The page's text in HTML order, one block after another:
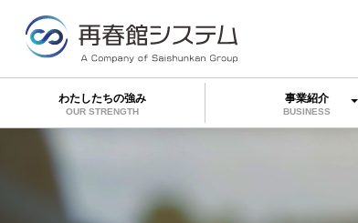
わたしたちの強み
OUR STRENGTH
事業紹介
BUSINESS